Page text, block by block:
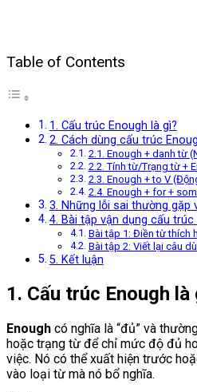
Table of Contents
1. Cấu trúc Enough là gì?
2. Cách dùng cấu trúc
2.1. Enough + danh từ
2.2. Tính từ/Trạng từ +
2.3. Enough + to V
2.4. Enough + for +
3. Những lỗi sai thường gặp
4. Bài tập vận dụng cấu trúc
Bài tập 1: Điền từ thích
Bài tập 2: Viết lại câu
5. Kết luận
1. Cấu trúc Enough là
Enough có nghĩa là “đủ” và
hoặc trạng từ để chỉ mức độ đủ
việc. Nó có thể xuất hiện trước
vào loại từ mà nó bổ nghĩa.